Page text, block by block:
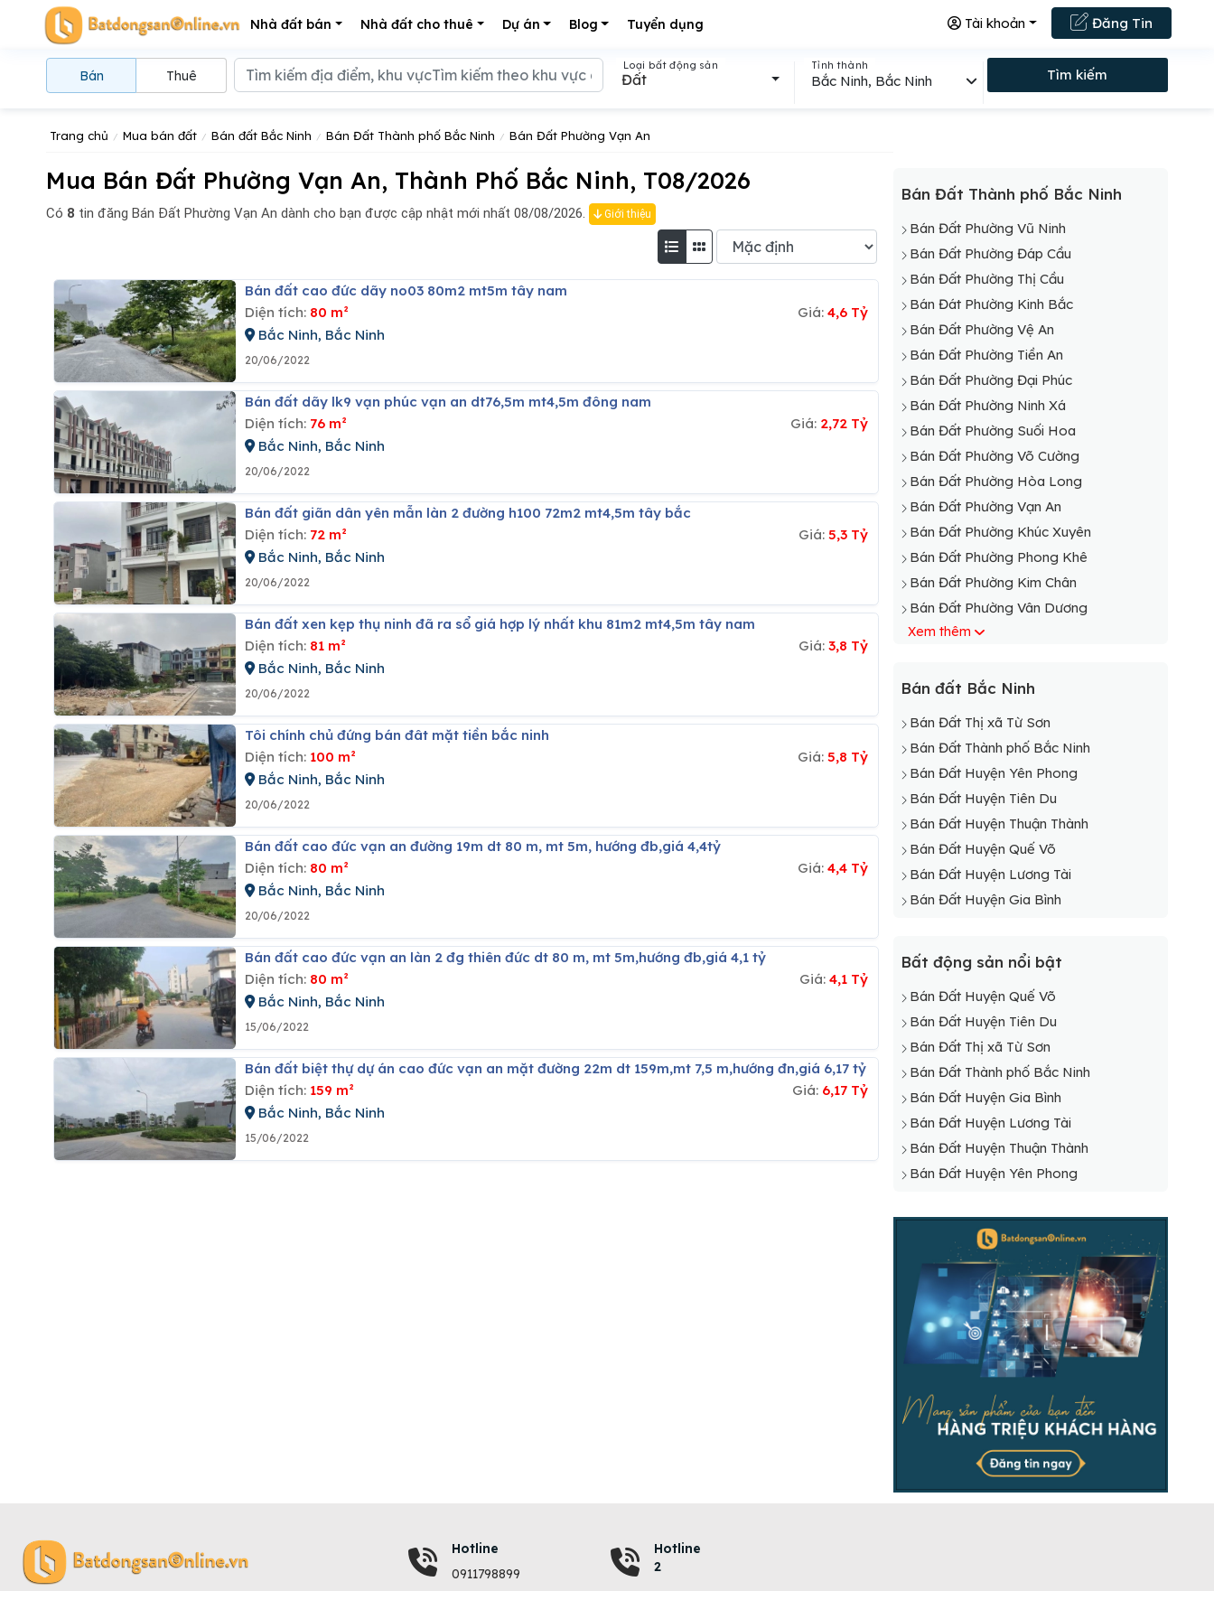
Nhà đất bán Nhà đất cho thuê Dự án Blog Tuyển dụng Đăng Tin
Tài khoản
Trang chủ Mua bán đất Bán đất Bắc Ninh Bán Đất Thành phố Bắc Ninh Bán Đất Phường Vạn An
Mua Bán Đất Phường Vạn An, Thành Phố Bắc Ninh, T08/2026
Có 8 tin đăng Bán Đất Phường Vạn An dành cho bạn được cập nhật mới nhất 08/08/2026. Giới thiệu
Bán đất cao đức dãy no03 80m2 mt5m tây nam
Diện tích: 80 m² Giá:4,6 Tỷ
Bắc Ninh, Bắc Ninh
20/06/2022
Bán đất dãy lk9 vạn phúc vạn an dt76,5m mt4,5m đông nam
Diện tích: 76 m² Giá: 2,72 Tỷ
Bắc Ninh, Bắc Ninh
20/06/2022
Bán đất giãn dân yên mẫn làn 2 đường h100 72m2 mt4,5m tây bắc
Diện tích: 72 m² Giá:5,3 Tỷ
Bắc Ninh, Bắc Ninh
20/06/2022
Bán đất xen kẹp thụ ninh đã ra sổ giá hợp lý nhất khu 81m2 mt4,5m tây nam
Diện tích: 81 m² Giá:3,8 Tỷ
Bắc Ninh, Bắc Ninh
20/06/2022
Tôi chính chủ đứng bán đât mặt tiền bắc ninh
Diện tích: 100 m² Giá:5,8 Tỷ
Bắc Ninh, Bắc Ninh
20/06/2022
Bán đất cao đức vạn an đường 19m dt 80 m, mt 5m, hướng đb,giá 4,4tỷ
Diện tích: 80 m² Giá:4,4 Tỷ
Bắc Ninh, Bắc Ninh
20/06/2022
Bán đất cao đức vạn an làn 2 đg thiên đức dt 80 m, mt 5m,hướng đb,giá 4,1 tỷ
Diện tích: 80 m² Giá:4,1 Tỷ
Bắc Ninh, Bắc Ninh
15/06/2022
Bán đất biệt thự dự án cao đức vạn an mặt đường 22m dt 159m,mt 7,5 m,hướng đn,giá 6,17 tỷ
Diện tích: 159 m² Giá: 6,17 Tỷ
Bắc Ninh, Bắc Ninh
15/06/2022
Bán Đất Thành phố Bắc Ninh
Bán Đất Phường Vũ Ninh
Bán Đất Phường Đáp Cầu
Bán Đất Phường Thị Cầu
Bán Đát Phường Kinh Bắc
Bán Đất Phường Vệ An
Bán Đất Phường Tiền An
Bán Đất Phường Đại Phúc
Bán Đất Phường Ninh Xá
Bán Đất Phường Suối Hoa
Bán Đất Phường Võ Cường
Bán Đất Phường Hòa Long
Bán Đất Phường Vạn An
Bán Đất Phường Khúc Xuyên
Bán Đất Phường Phong Khê
Bán Đất Phường Kim Chân
Bán Đất Phường Vân Dương
Bán Đất Phường Nam Sơn
Bán Đất Phường Hạp Lĩnh
Xem thêm
Bán đất Bắc Ninh
Bán Đất Thị xã Từ Sơn
Bán Đất Thành phố Bắc Ninh
Bán Đất Huyện Yên Phong
Bán Đất Huyện Tiên Du
Bán Đất Huyện Thuận Thành
Bán Đất Huyện Quế Võ
Bán Đất Huyện Lương Tài
Bán Đất Huyện Gia Bình
Bất động sản nổi bật
Bán Đất Huyện Quế Võ
Bán Đất Huyện Tiên Du
Bán Đất Thị xã Từ Sơn
Bán Đất Thành phố Bắc Ninh
Bán Đất Huyện Gia Bình
Bán Đất Huyện Lương Tài
Bán Đất Huyện Thuận Thành
Bán Đất Huyện Yên Phong
Bán Thuê
Loại bất động sản
Đất
Tỉnh thành
Bắc Ninh, Bắc Ninh Tìm kiếm
Hotline
0911798899
Hotline
2